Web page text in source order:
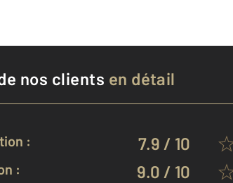
nos clients en détail
: 7.9 / 10
: 9.0 / 10